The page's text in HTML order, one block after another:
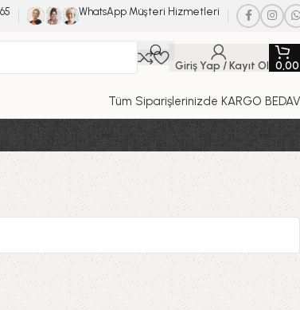
WhatsApp Müşteri Hizmetleri
Giriş Yap / Kayıt Ol
Tüm Siparişlerinizde KARGO